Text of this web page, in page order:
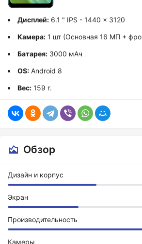
Дисплей: 6.1 " IPS - 1440 x 3120
Камера: 1 шт (Основная 16 МП +
Батарея: 3000 мАч
OS: Android 8
Вес: 159 г.
Обзор
Дизайн и корпус
Экран
Производительность
Камеры